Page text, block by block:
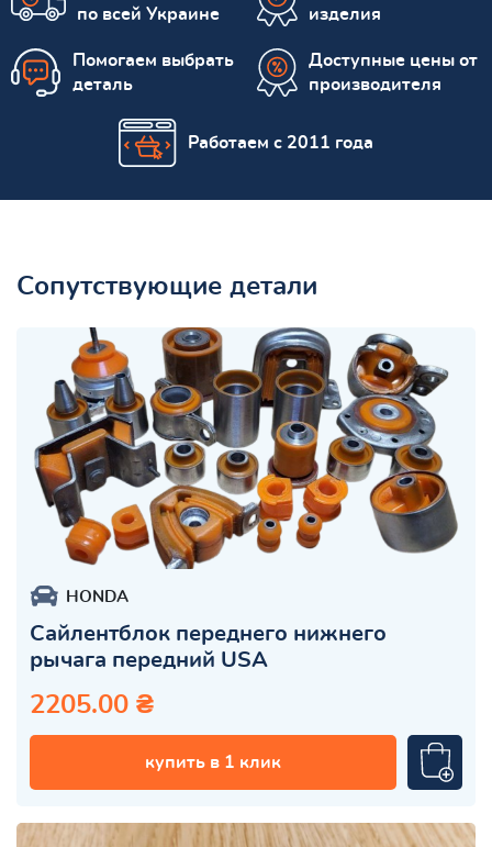
по всей Украине
изделия
Помогаем выбрать
деталь
Доступные цены от
производителя
Работаем с 2011 года
Сопутствующие детали
HONDA
Сайлентблок переднего нижнего
рычага передний USA
2205.00 ₴
купить в 1 клик